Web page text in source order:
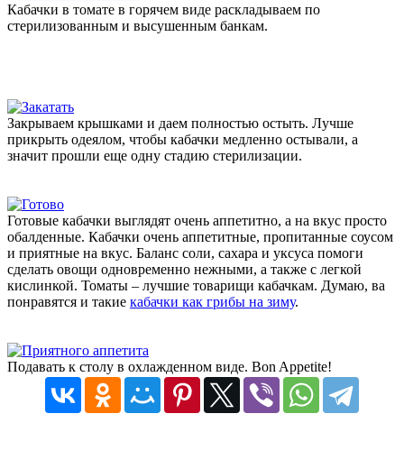
Кабачки в томате в горячем виде раскладываем по
стерилизованным и высушенным банкам.
Закрываем крышками и даем полностью остыть. Лучше
прикрыть одеялом, чтобы кабачки медленно остывали, а
значит прошли еще одну стадию стерилизации.
Готовые кабачки выглядят очень аппетитно, а на вкус просто
обалденные. Кабачки очень аппетитные, пропитанные соусом
и приятные на вкус. Баланс соли, сахара и уксуса помоги
сделать овощи одновременно нежными, а также с легкой
кислинкой. Томаты – лучшие товарищи кабачкам. Думаю, ва
понравятся и такие кабачки как грибы на зиму.
Подавать к столу в охлажденном виде. Bon Appetite!